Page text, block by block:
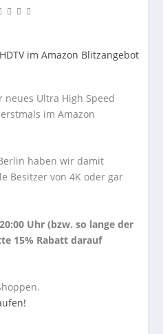
neues Ultra High Speed
im Amazon
haben wir damit
Besitzer von 4K oder gar
Uhr (bzw. so lange der
15% Rabatt darauf